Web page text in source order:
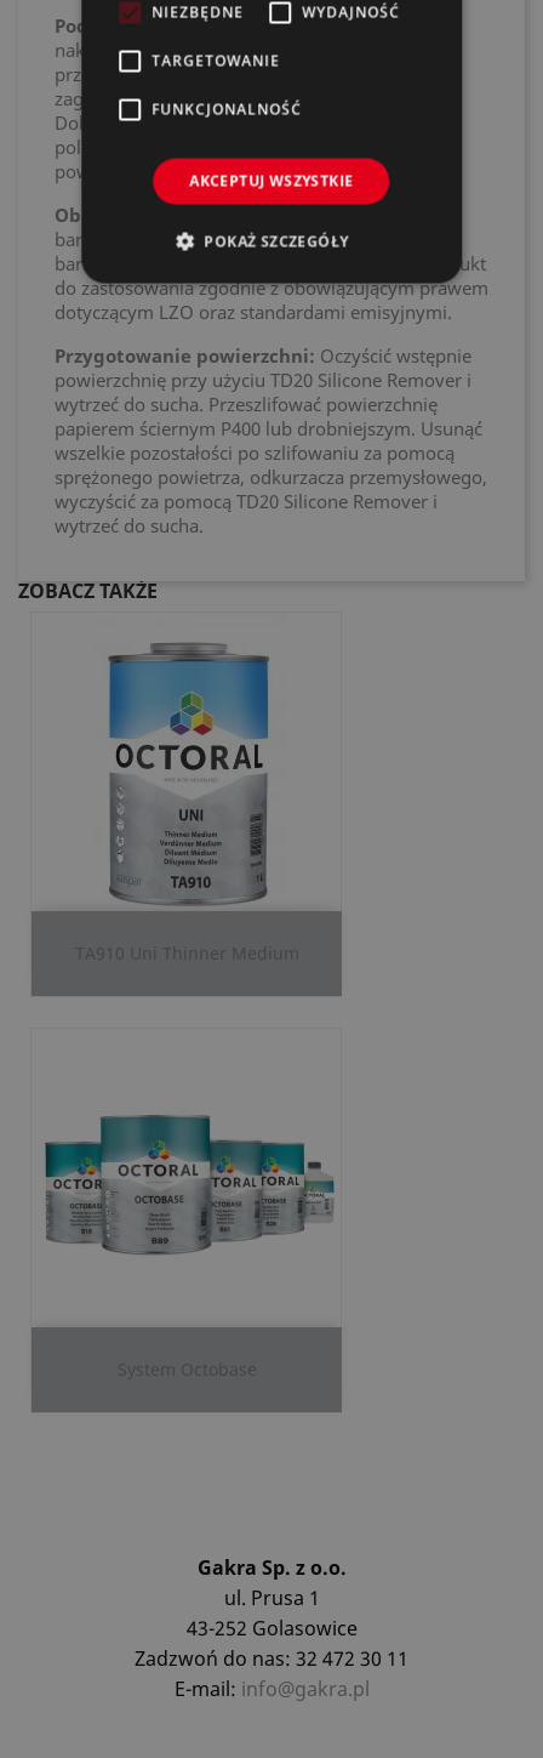
Podłoża:IB906 Colour Additive Yellow należy
nakładać tylko na dobrze
przeszlifowaną/zmatowaną i odtłuszczoną
zagruntowaną stal i zagruntowane aluminium.
Dobrze przeszlifowane GRP, wypełniacze
poliestrowe, podkład gruntujący OEM i stare
powłoki lakierów w dobrym stanie.
Obszar zastosowania:
barwnych dla serii Octobase w celu otrzymania
barw specjalnych kolorów motocyklowych. Produkt
do zastosowania zgodnie z obowiązującym prawem
dotyczącym LZO oraz standardami emisyjnymi.
Przygotowanie powierzchni: Oczyścić wstępnie
powierzchnię przy użyciu TD20 Silicone Remover i
wytrzeć do sucha. Przeszlifować powierzchnię
papierem ściernym P400 lub drobniejszym. Usunąć
wszelkie pozostałości po szlifowaniu za pomocą
sprężonego powietrza, odkurzacza przemysłowego,
wyczyścić za pomocą TD20 Silicone Remover i
wytrzeć do sucha.
ZOBACZ TAKŻE
TA910 Uni Thinner Medium
System Octobase
Gakra Sp. z o.o.
ul. Prusa 1
43-252 Golasowice
Zadzwoń do nas: 32 472 30 11
E-mail: info@gakra.pl
NIEZBĘDNE WYDAJNOŚĆ
TARGETOWANIE
FUNKCJONALNOŚĆ
AKCEPTUJ WSZYSTKIE
POKAŻ SZCZEGÓŁY